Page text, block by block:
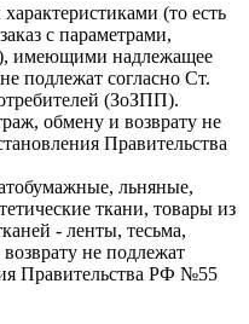
(то есть
с параметрами,
имеющими надлежащее
подлежат согласно Ст.
(ЗоЗПП).
обмену и возврату не
Правительства
льняные,
ткани, товары из
- ленты, тесьма,
не подлежат
Правительства РФ №55